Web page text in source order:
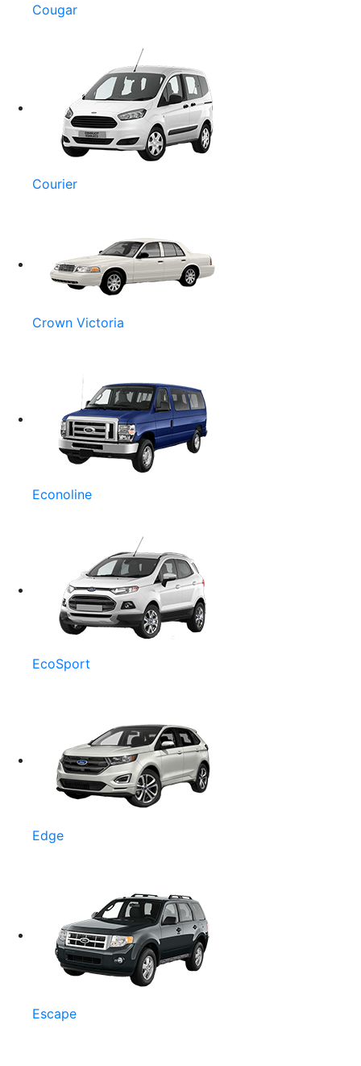
Cougar
Courier
Crown Victoria
Econoline
EcoSport
Edge
Escape